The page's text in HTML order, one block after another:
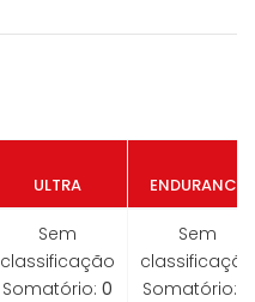
ULTRA ENDURANCE
Sem
classificação
Somatório: 0
Sem
classificação
Somatório: